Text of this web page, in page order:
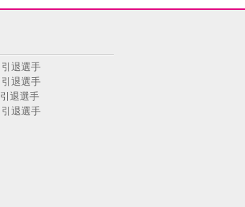
退選手
退選手
退選手
退選手